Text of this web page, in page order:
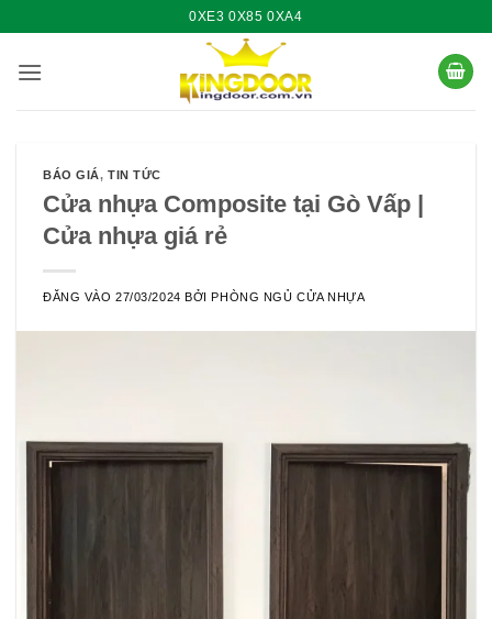
nội
0XE3 0X85 0XA4
BÁO GIÁ,TIN TỨC
Cửa nhựa Composite tại Gò Vấp |
Cửa nhựa giá rẻ
ĐĂNG VÀO27/03/2024 BỞIPHÒNG NGỦ CỬA NHỰA